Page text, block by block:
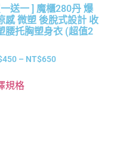
一送一 ] 魔櫃280丹 爆
感 微塑 後脫式設計 收
腰托胸塑身衣 (超值2
450 – NT$650
規格